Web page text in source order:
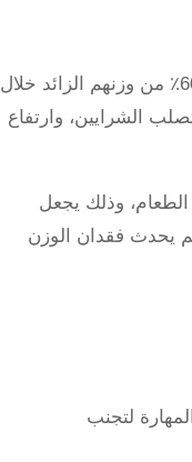
عملية التكميم بالمنظار من أحدث الوسائل التي ساعدت الكثير من الأشخاص على فقدان 60٪ من وزنهم الزائد خلال
الشرايين، وارتفاع
وذلك يجعل
يحدث فقدان الوزن
لتجنب